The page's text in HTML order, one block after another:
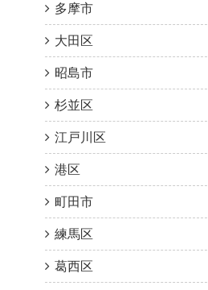
多摩市
大田区
昭島市
杉並区
江戸川区
港区
町田市
練馬区
葛西区